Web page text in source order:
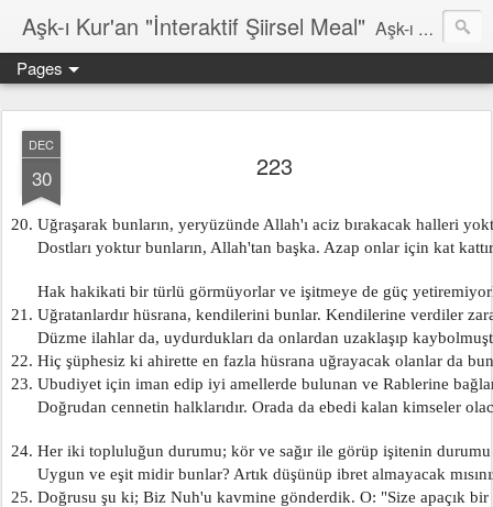
Aşk-ı Kur'an "İnteraktif Şiirsel Meal" Aşk-ı Kur'an; Orjinali, devrin tüm şiirlerini ortadan kaldırıp, kendine özgün şiirsel ahengiyle, tahta oturan Kur'an'ı Kerim'dir. Bu çalışma ise şiir tadında, ama şiir olduğu iddaa edilmeyen özgün bir mealidir. Şiir, şairin kendine göre hissettiği, şiir okuyucunun da kendine göre haz aldığı özgün bir duygusal bütünlüktür. İnteraktif Kuran'ı Kerim Meali, işiten herkese kendine has ruhsal bir bütünlük verir.
Pages
DEC
30 223
20. Uğraşarak bunların, yeryüzünde Allah'ı aciz bırakacak halleri
Dostları yoktur bunların, Allah'tan başka. Azap onlar için kat
Hak hakikati bir türlü görmüyorlar ve işitmeye de güç
21. Uğratanlardır hüsrana, kendilerini bunlar. Kendilerine verdiler
Düzme ilahlar da, uydurdukları da onlardan uzaklaşıp
22. Hiç şüphesiz ki ahirette en fazla hüsrana uğrayacak olanlar da
23. Ubudiyet için iman edip iyi amellerde bulunan ve Rablerine
Doğrudan cennetin halklarıdır. Orada da ebedi kalan kimseler
24. Her iki topluluğun durumu; kör ve sağır ile görüp işitenin
Uygun ve eşit midir bunlar? Artık düşünüp ibret almayacak
25. Doğrusu şu ki; Biz Nuh'u kavmine gönderdik. O: "Size apaçık bir